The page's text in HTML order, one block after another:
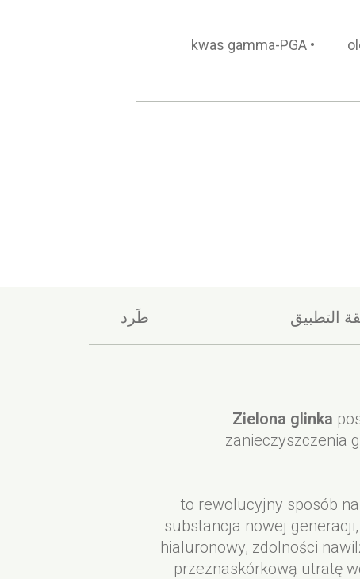
kwas gamma-PGA
التطبيق طَرد
Zielona glinka
zanieczyszczenia
to rewolucyjny sposób
substancja nowej
hialuronowy, zdolności
przeznaskórkową utratę